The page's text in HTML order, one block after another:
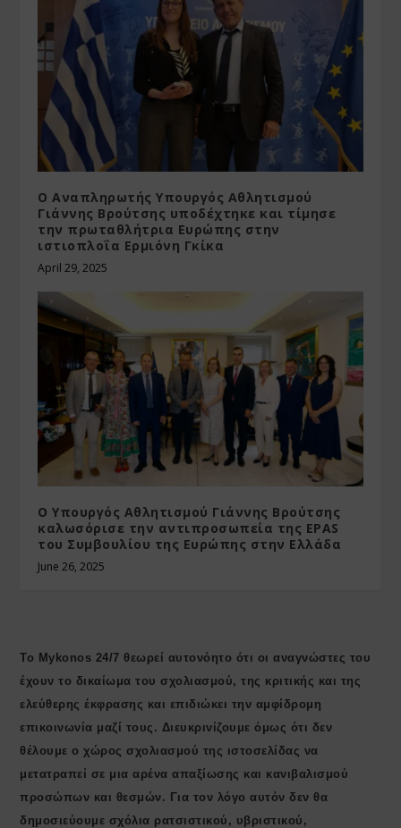
Ο Αναπληρωτής Υπουργός Αθλητισμού
Γιάννης Βρούτσης υποδέχτηκε και τίμησε
την πρωταθλήτρια Ευρώπης στην
ιστιοπλοΐα Ερμιόνη Γκίκα
April 29, 2025
Ο Υπουργός Αθλητισμού Γιάννης Βρούτσης
καλωσόρισε την αντιπροσωπεία της EPAS
του Συμβουλίου της Ευρώπης στην Ελλάδα
June 26, 2025
Το Mykonos 24/7 θεωρεί αυτονόητο ότι οι αναγνώστες του
έχουν το δικαίωμα του σχολιασμού, της κριτικής και της
ελεύθερης έκφρασης και επιδιώκει την αμφίδρομη
επικοινωνία μαζί τους. Διευκρινίζουμε όμως ότι δεν
θέλουμε ο χώρος σχολιασμού της ιστοσελίδας να
μετατραπεί σε μια αρένα απαξίωσης και κανιβαλισμού
προσώπων και θεσμών. Για τον λόγο αυτόν δεν θα
δημοσιεύουμε σχόλια ρατσιστικού, υβριστικού,